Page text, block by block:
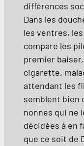
différences
Dans les
les ventres,
compare les
premier
cigarette,
attendant les
semblent bien
nonnes qui ne
décidées à en
que ce soit de